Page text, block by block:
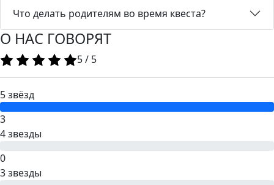
Что делать родителям во время квеста?
О НАС ГОВОРЯТ
5/ 5
5 звёзд
3
4 звезды
0
3 звезды